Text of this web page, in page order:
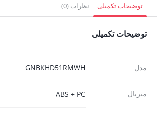
3,375,000 تومان.
توضیحات تکمیلی نظرات (0)
توضیحات تکمیلی
مدل GNBKHD51RMWH
متریال ABS + PC